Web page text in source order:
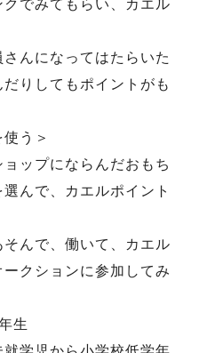
でみてもらい、カエル
なってはたらいた
りしてもポイントがも
＞
にならんだおもち
んで、カエルポイント
、働いて、カエル
クションに参加してみ
生